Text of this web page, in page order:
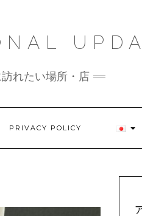
れたい場所・店
PRIVACY POLICY